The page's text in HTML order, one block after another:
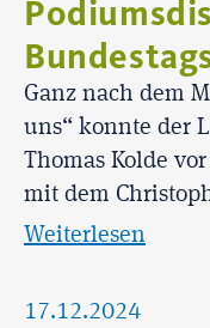
Ganz nach dem
uns“ konnte der
Thomas Kolde
mit dem
Weiterlesen
17.12.2024